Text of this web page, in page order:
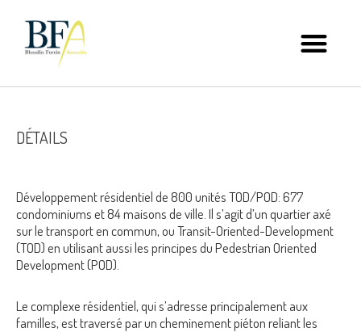
DÉTAILS
Développement résidentiel de 800 unités TOD/POD: 677
condominiums et 84 maisons de ville. Il s’agit d’un quartier axé
sur le transport en commun, ou Transit-Oriented-Development
(TOD) en utilisant aussi les principes du Pedestrian Oriented
Development (POD).
Le complexe résidentiel, qui s’adresse principalement aux
familles, est traversé par un cheminement piéton reliant les